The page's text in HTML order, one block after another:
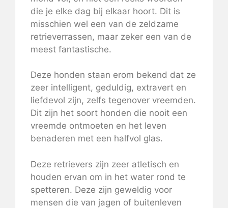
die je elke dag bij elkaar hoort. Dit is
misschien wel een van de zeldzame
retrieverrassen, maar zeker een van de
meest fantastische.
Deze honden staan ​​erom bekend dat ze
zeer intelligent, geduldig, extravert en
liefdevol zijn, zelfs tegenover vreemden.
Dit zijn het soort honden die nooit een
vreemde ontmoeten en het leven
benaderen met een halfvol glas.
Deze retrievers zijn zeer atletisch en
houden ervan om in het water rond te
spetteren. Deze zijn geweldig voor
mensen die van jagen of buitenleven